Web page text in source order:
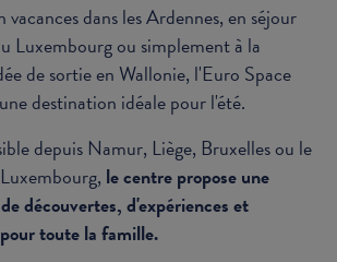
vacances dans les Ardennes, en séjour
Luxembourg ou simplement à la
de sortie en Wallonie, l'Euro Space
destination idéale pour l'été.
depuis Namur, Liège, Bruxelles ou le
le centre propose une
découvertes, d'expériences et
toute la famille.